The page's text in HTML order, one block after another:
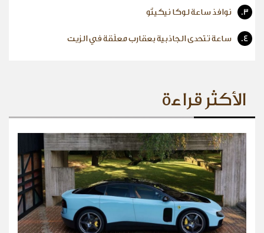
3. نوافذ ساعة لوكا نيكيتّو
4. ساعة تتحدى الجاذبية بعقارب معلّقة في الزيت
الأكثر قراءة